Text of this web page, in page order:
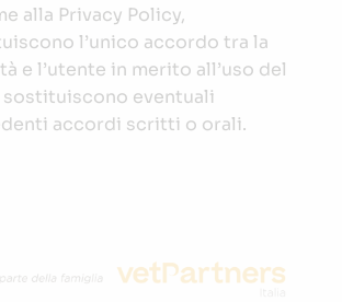
alla Privacy Policy,
l’unico accordo tra la
e l’utente in merito all’uso del
sostituiscono eventuali
accordi scritti o orali.